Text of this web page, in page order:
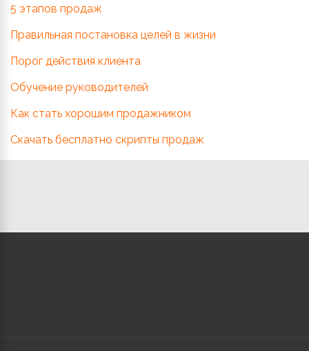
5 этапов продаж
Правильная постановка целей в жизни
Порог действия клиента
Обучение руководителей
Как стать хорошим продажником
Скачать бесплатно скрипты продаж